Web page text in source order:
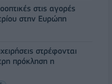
στις αγορές
στην Ευρώπη
στρέφονται
πρόκληση η